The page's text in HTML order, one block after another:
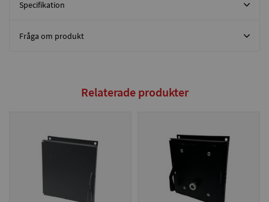
Specifikation
Fråga om produkt
Relaterade produkter